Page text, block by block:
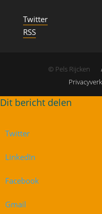
Twitter
RSS
© Pels Rijcken
Twitter
LinkedIn
Facebook
Gmail